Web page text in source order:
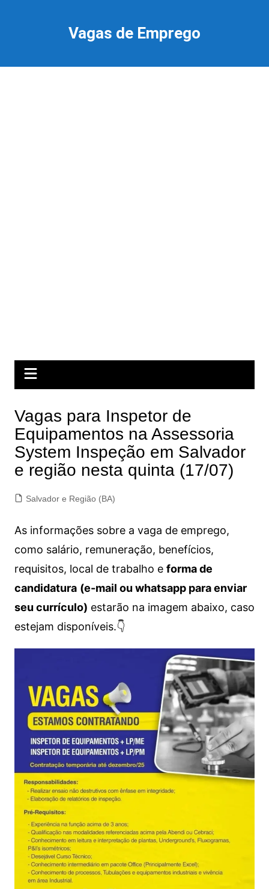
Vagas de Emprego
Vagas para Inspetor de
Equipamentos na Assessoria
System Inspeção em Salvador
e região nesta quinta (17/07)
Salvador e Região (BA)
As informações sobre a vaga de emprego,
como salário, remuneração, benefícios,
requisitos, local de trabalho e forma de
candidatura (e-mail ou whatsapp para enviar
seu currículo) estarão na imagem abaixo, caso
estejam disponíveis.👇